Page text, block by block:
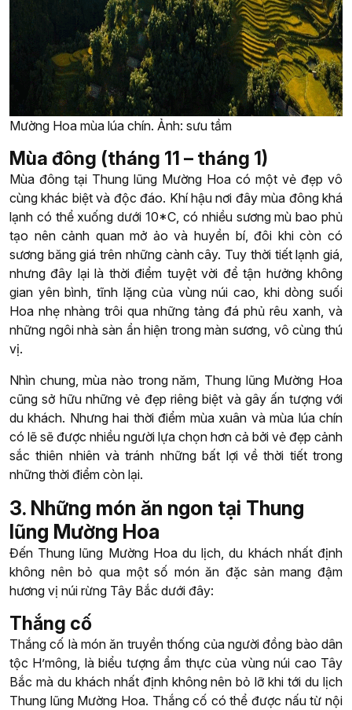
Mường Hoa mùa lúa chín. Ảnh: sưu tầm
Mùa đông (tháng 11 – tháng 1)
Mùa đông tại Thung lũng Mường Hoa có một vẻ đẹp vô
cùng khác biệt và độc đáo. Khí hậu nơi đây mùa đông khá
lạnh có thể xuống dưới 10*C, có nhiều sương mù bao phủ
tạo nên cảnh quan mở ảo và huyền bí, đôi khi còn có
sương băng giá trên những cành cây. Tuy thời tiết lạnh giá,
nhưng đây lại là thời điểm tuyệt vời để tận hưởng không
gian yên bình, tĩnh lặng của vùng núi cao, khi dòng suối
Hoa nhẹ nhàng trôi qua những tảng đá phủ rêu xanh, và
những ngôi nhà sàn ẩn hiện trong màn sương, vô cùng thú
vị.
Nhìn chung, mùa nào trong năm, Thung lũng Mường Hoa
cũng sở hữu những vẻ đẹp riêng biệt và gây ấn tượng với
du khách. Nhưng hai thời điểm mùa xuân và mùa lúa chín
có lẽ sẽ được nhiều người lựa chọn hơn cả bởi vẻ đẹp cảnh
sắc thiên nhiên và tránh những bất lợi về thời tiết trong
những thời điểm còn lại.
3. Những món ăn ngon tại Thung
lũng Mường Hoa
Đến Thung lũng Mường Hoa du lịch, du khách nhất định
không nên bỏ qua một số món ăn đặc sản mang đậm
hương vị núi rừng Tây Bắc dưới đây:
Thắng cố
Thắng cố là món ăn truyền thống của người đồng bào dân
tộc H’mông, là biểu tượng ẩm thực của vùng núi cao Tây
Bắc mà du khách nhất định không nên bỏ lỡ khi tới du lịch
Thung lũng Mường Hoa. Thắng cố có thể được nấu từ nội